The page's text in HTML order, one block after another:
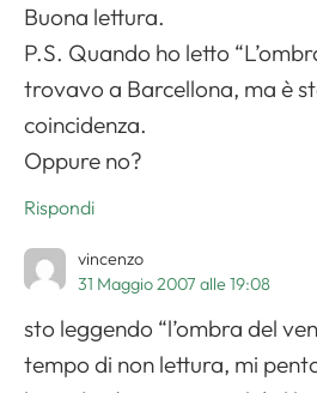
Buona lettura.
P.S. Quando ho letto
trovavo a Barcellona, ma è
coincidenza.
Oppure no?
Rispondi
vincenzo
31 Maggio 2007 alle 19:08
sto leggendo “l’ombra del
tempo di non lettura, mi